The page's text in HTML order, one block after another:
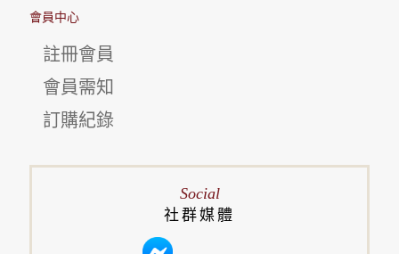
會員中心
註冊會員
會員需知
訂購紀錄
Social
社群媒體